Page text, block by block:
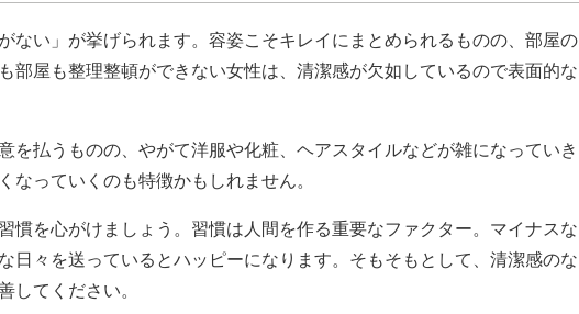
ない」が挙げられます。容姿こそキレイにまとめられるものの、部屋の
部屋も整理整頓ができない女性は、清潔感が欠如しているので表面的な
を払うものの、やがて洋服や化粧、ヘアスタイルなどが雑になっていき
っていくのも特徴かもしれません。
慣を心がけましょう。習慣は人間を作る重要なファクター。マイナスな
日々を送っているとハッピーになります。そもそもとして、清潔感のな
てください。